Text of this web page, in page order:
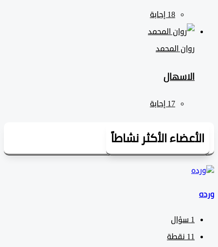
روان المحمد
الاسهال
الأكثر نشاطاً
سؤال
نقطة